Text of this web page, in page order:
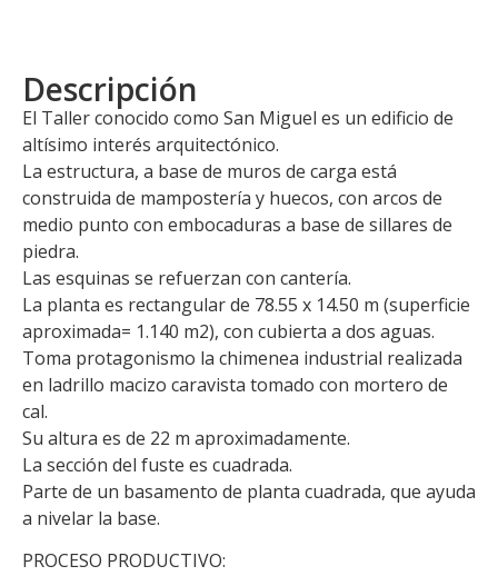
Descripción
El Taller conocido como San Miguel es un edificio de
altísimo interés arquitectónico.
La estructura, a base de muros de carga está
construida de mampostería y huecos, con arcos de
medio punto con embocaduras a base de sillares de
piedra.
Las esquinas se refuerzan con cantería.
La planta es rectangular de 78.55 x 14.50 m (superficie
aproximada= 1.140 m2), con cubierta a dos aguas.
Toma protagonismo la chimenea industrial realizada
en ladrillo macizo caravista tomado con mortero de
cal.
Su altura es de 22 m aproximadamente.
La sección del fuste es cuadrada.
Parte de un basamento de planta cuadrada, que ayuda
a nivelar la base.
PROCESO PRODUCTIVO: